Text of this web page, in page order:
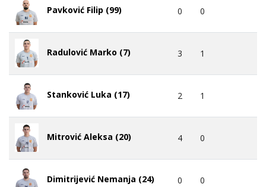
Pavković Filip (99) 0 0
Radulović Marko (7) 3 1
Stanković Luka (17) 2 1
Mitrović Aleksa (20) 4 0
Dimitrijević Nemanja (24) 0 0